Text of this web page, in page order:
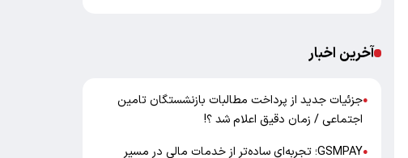
آخرین اخبار
●جزئیات جدید از پرداخت مطالبات بازنشستگان تامین
اجتماعی / زمان دقیق اعلام شد ؟!
●
GSMPAY؛ تجربه‌ای ساده‌تر از خدمات مالی در مسیر